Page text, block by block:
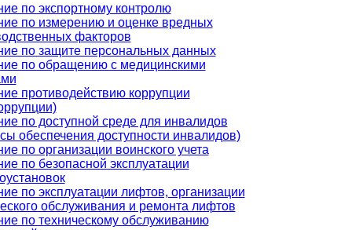
по экспортному контролю
по измерению и оценке вредных
факторов
по защите персональных данных
по обращению с медицинскими
противодействию коррупции
по доступной среде для инвалидов
обеспечения доступности инвалидов)
по организации воинского учета
по безопасной эксплуатации
по эксплуатации лифтов, организации
обслуживания и ремонта лифтов
по техническому обслуживанию